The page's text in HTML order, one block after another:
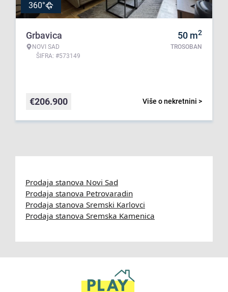
360°
Grbavica
NOVI SAD
ŠIFRA: #573149
50 m2
TROSOBAN
Više o nekretnini >
€206.900
Prodaja stanova Novi Sad
Prodaja stanova Petrovaradin
Prodaja stanova Sremski Karlovci
Prodaja stanova Sremska Kamenica